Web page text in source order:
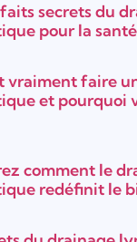
secrets du
pour la
vraiment faire
et pourquoi
comment le
redéfinit le